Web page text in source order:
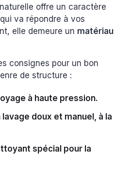
offre un caractère
va répondre à vos
elle demeure un matériau
consignes pour un bon
de structure :
à haute pression.
lavage doux et manuel, à la
spécial pour la